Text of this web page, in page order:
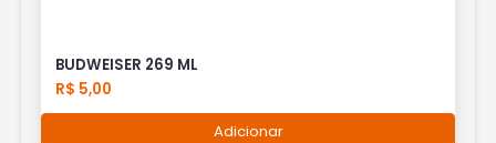
BUDWEISER 269 ML
R$ 5,00
Adicionar